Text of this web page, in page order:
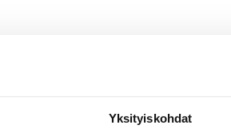
Yksityiskohdat